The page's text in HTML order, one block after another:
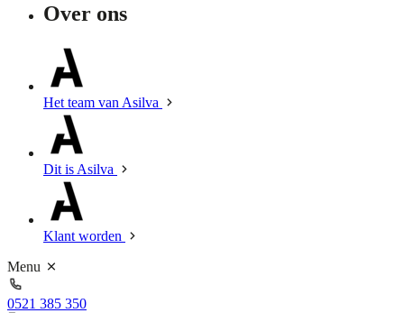
Over ons
Het team van Asilva
Dit is Asilva
Klant worden
Menu
0521 385 350